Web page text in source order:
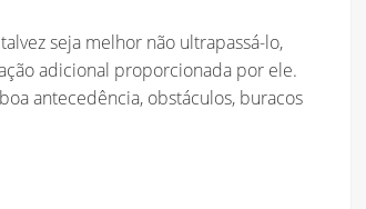
seja melhor não ultrapassá-lo,
adicional proporcionada por ele.
antecedência, obstáculos, buracos